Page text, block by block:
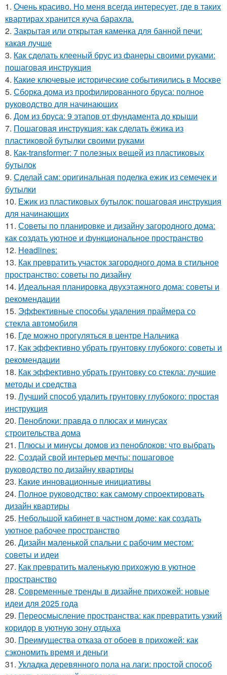
1. Очень красиво. Но меня всегда интересует, где в таких
квартирах хранится куча барахла.
2. Закрытая или открытая каменка для банной печи:
какая лучше
3. Как сделать клееный брус из фанеры своими руками:
пошаговая инструкция
4. Какие ключевые исторические событияились в Москве
5. Сборка дома из профилированного бруса: полное
руководство для начинающих
6. Дом из бруса: 9 этапов от фундамента до крыши
7. Пошаговая инструкция: как сделать ёжика из
пластиковой бутылки своими руками
8. Как-transformer: 7 полезных вещей из пластиковых
бутылок
9. Сделай сам: оригинальная поделка ежик из семечек и
бутылки
10. Ежик из пластиковых бутылок: пошаговая инструкция
для начинающих
11. Советы по планировке и дизайну загородного дома:
как создать уютное и функциональное пространство
12. Headlines:
13. Как превратить участок загородного дома в стильное
пространство: советы по дизайну
14. Идеальная планировка двухэтажного дома: советы и
рекомендации
15. Эффективные способы удаления праймера со
стекла автомобиля
16. Где можно прогуляться в центре Нальчика
17. Как эффективно убрать грунтовку глубокого: советы и
рекомендации
18. Как эффективно убрать грунтовку со стекла: лучшие
методы и средства
19. Лучший способ удалить грунтовку глубокого: простая
инструкция
20. Пеноблоки: правда о плюсах и минусах
строительства дома
21. Плюсы и минусы домов из пеноблоков: что выбрать
22. Создай свой интерьер мечты: пошаговое
руководство по дизайну квартиры
23. Какие инновационные инициативы
24. Полное руководство: как самому спроектировать
дизайн квартиры
25. Небольшой кабинет в частном доме: как создать
уютное рабочее пространство
26. Дизайн маленькой спальни с рабочим местом:
советы и идеи
27. Как превратить маленькую прихожую в уютное
пространство
28. Современные тренды в дизайне прихожей: новые
идеи для 2025 года
29. Переосмысление пространства: как превратить узкий
коридор в уютную зону отдыха
30. Преимущества отказа от обоев в прихожей: как
сэкономить время и деньги
31. Укладка деревянного пола на лаги: простой способ